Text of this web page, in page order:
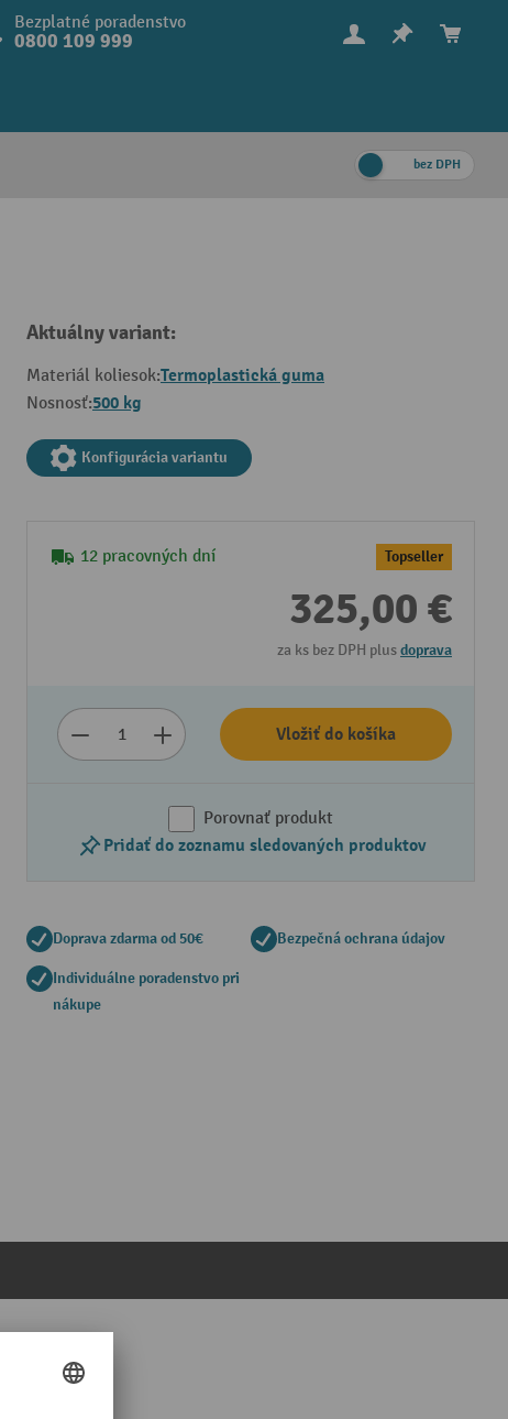
Bezplatné poradenstvo
0800 109 999
bez DPH
Aktuálny variant:
Materiál koliesok:Termoplastická guma
Nosnosť:500 kg
Konfigurácia variantu
12 pracovných dní Topseller
325,00 €
za ks bez DPH plusdoprava
Vložiť do košíka
Porovnať produkt
Pridať do zoznamu sledovaných produktov
Doprava zdarma od 50€ Bezpečná ochrana údajov
Individuálne poradenstvo pri
nákupe